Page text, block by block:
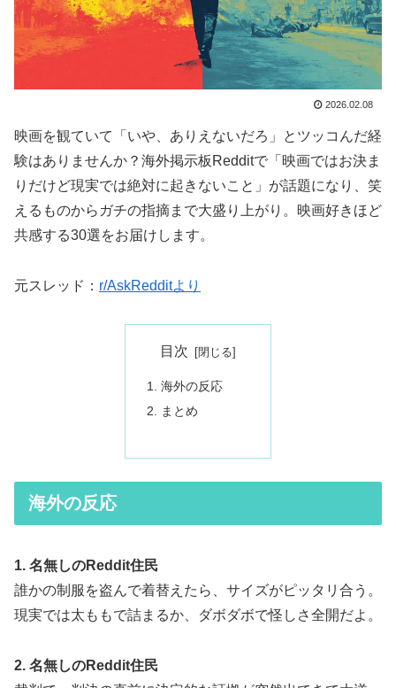
2026.02.08
映画を観ていて「いや、ありえないだろ」とツッコんだ経
験はありませんか？海外掲示板Redditで「映画ではお決ま
りだけど現実では絶対に起きないこと」が話題になり、笑
えるものからガチの指摘まで大盛り上がり。映画好きほど
共感する30選をお届けします。
元スレッド： r/AskRedditより
目次
海外の反応
まとめ
海外の反応
1. 名無しのReddit住民
誰かの制服を盗んで着替えたら、サイズがピッタリ合う。
現実では太ももで詰まるか、ダボダボで怪しさ全開だよ。
2. 名無しのReddit住民